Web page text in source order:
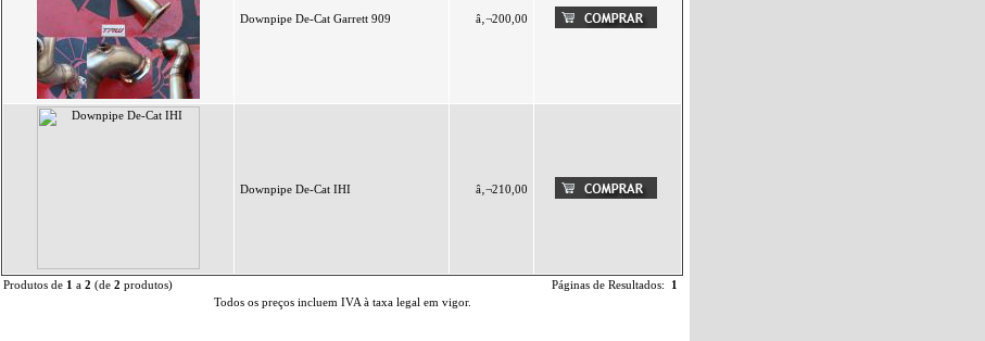
Downpipe De-Cat Garrett 909 â‚¬200,00
Downpipe De-Cat IHI â‚¬210,00
Produtos de 1 a 2 (de 2 produtos) Páginas de Resultados: 1
Todos os preços incluem IVA à taxa legal em vigor.